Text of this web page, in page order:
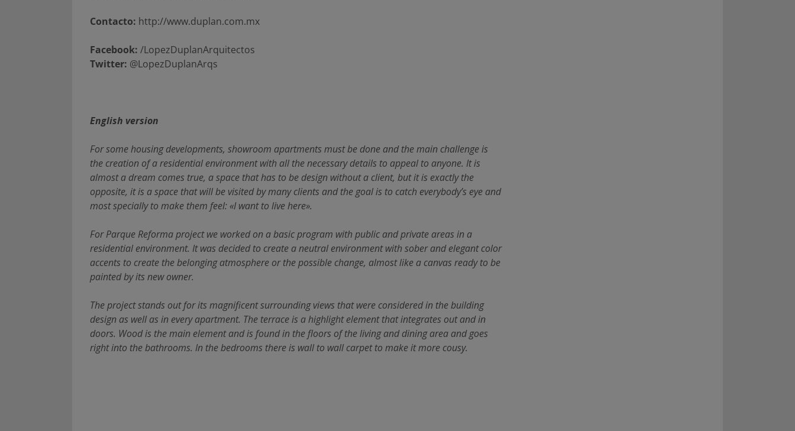
Contacto: http://www.duplan.com.mx
Facebook: /LopezDuplanArquitectos
Twitter: @LopezDuplanArqs
English version
For some housing developments, showroom apartments must be done and the main challenge is
the creation of a residential environment with all the necessary details to appeal to anyone. It is
almost a dream comes true, a space that has to be design without a client, but it is exactly the
opposite, it is a space that will be visited by many clients and the goal is to catch everybody’s eye and
most specially to make them feel: «I want to live here».
For Parque Reforma project we worked on a basic program with public and private areas in a
residential environment. It was decided to create a neutral environment with sober and elegant color
accents to create the belonging atmosphere or the possible change, almost like a canvas ready to be
painted by its new owner.
The project stands out for its magnificent surrounding views that were considered in the building
design as well as in every apartment. The terrace is a highlight element that integrates out and in
doors. Wood is the main element and is found in the floors of the living and dining area and goes
right into the bathrooms. In the bedrooms there is wall to wall carpet to make it more cousy.